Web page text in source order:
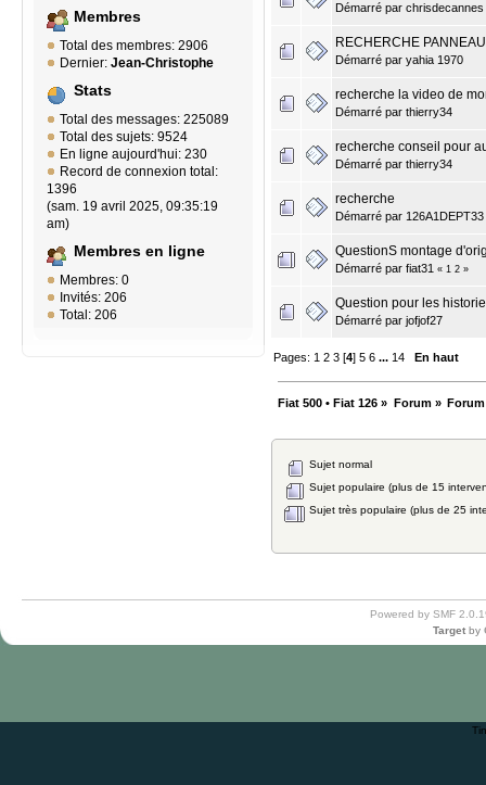
Membres
Total des membres: 2906
Dernier: Jean-Christophe
Stats
Total des messages: 225089
Total des sujets: 9524
En ligne aujourd'hui: 230
Record de connexion total:
1396
(sam. 19 avril 2025, 09:35:19
am)
Membres en ligne
Membres: 0
Invités: 206
Total: 206
Démarré par chrisdecannes
RECHERCHE
Démarré par yahia 1970
recherche la video de
Démarré par thierry34
recherche conseil pour
Démarré par thierry34
recherche
Démarré par 126A1DEPT33
QuestionS montage
Démarré par fiat31 « 1 2 »
Question pour les
Démarré par jofjof27
Pages: 1 2 3 [4]5 6 ... 14 En haut
Fiat 500 • Fiat 126 » Forum»
Sujet normal
Sujet populaire (plus de 15
Sujet très populaire (plus de 25
Powered by SMF
Target by